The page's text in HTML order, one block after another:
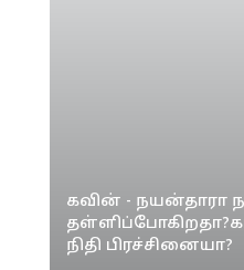
கவின் - நயன்தாரா
நிதி பிரச்சினையா?